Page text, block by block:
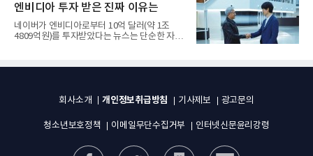
엔비디아 투자 받은 진짜 이유는
네이버가 엔비디아로부터 10억 달러(약 1조
4809억원)를 투자받았다는 뉴스는 단순한 자금
회사소개 개인정보취급방침 기사제보 광고문의
청소년보호정책 이메일무단수집거부 인터넷신문윤리강령